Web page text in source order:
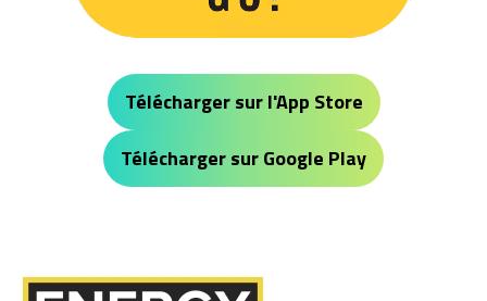
Télécharger sur l'App Store
Télécharger sur Google Play
Energy Powersports